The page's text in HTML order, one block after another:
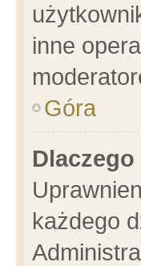
inne
Góra
każdego